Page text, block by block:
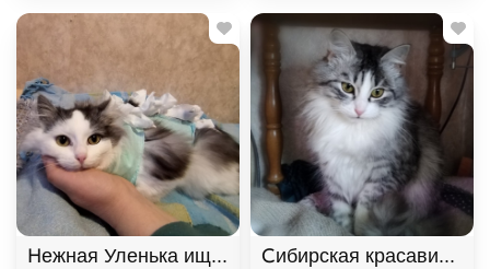
Нежная Уленька ищет дом, 8 мес. В дар!,
Сибирская красавица